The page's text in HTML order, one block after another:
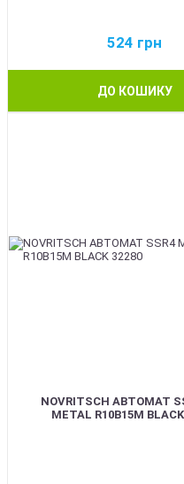
524 грн
ДО КОШИКУ
NOVRITSCH АВТОМАТ
METAL R10B15M